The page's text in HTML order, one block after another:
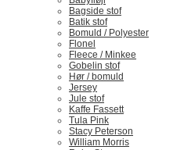
Bagside stof
Batik stof
Bomuld / Polyester
Flonel
Fleece / Minkee
Gobelin stof
Hør / bomuld
Jersey
Jule stof
Kaffe Fassett
Tula Pink
Stacy Peterson
William Morris